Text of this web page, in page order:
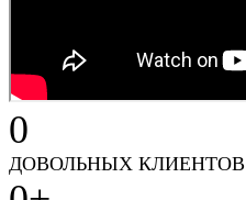
0
ДОВОЛЬНЫХ КЛИЕНТОВ